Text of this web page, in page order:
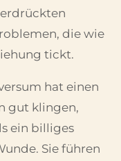
die wie
tickt.
hat einen
gut klingen,
ein billiges
Sie führen